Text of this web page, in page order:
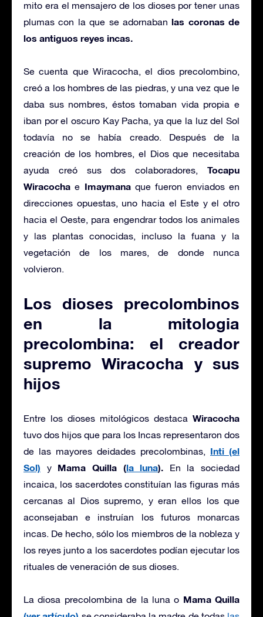
mito era el mensajero de los dioses por tener unas
plumas con la que se adornaban las coronas de
los antiguos reyes incas.
Se cuenta que Wiracocha, el dios precolombino,
creó a los hombres de las piedras, y una vez que le
daba sus nombres, éstos tomaban vida propia e
iban por el oscuro Kay Pacha, ya que la luz del Sol
todavía no se había creado. Después de la
creación de los hombres, el Dios que necesitaba
ayuda creó sus dos colaboradores, Tocapu
Wiracocha e Imaymanaque fueron enviados en
direcciones opuestas, uno hacia el Este y el otro
hacia el Oeste, para engendrar todos los animales
y las plantas conocidas, incluso la fuana y la
vegetación de los mares, de donde nunca
volvieron.
Los dioses precolombinos
en la mitologia
precolombina: el creador
supremo Wiracocha y sus
hijos
Entre los dioses mitológicos destaca Wiracocha
tuvo dos hijos que para los Incas representaron dos
de las mayores deidades precolombinas, Inti (el
Sol) y Mama Quilla (la luna). En la sociedad
incaica, los sacerdotes constituían las figuras más
cercanas al Dios supremo, y eran ellos los que
aconsejaban e instruían los futuros monarcas
incas. De hecho, sólo los miembros de la nobleza y
los reyes junto a los sacerdotes podían ejecutar los
rituales de veneración de sus dioses.
La diosa precolombina de la luna o Mama Quilla